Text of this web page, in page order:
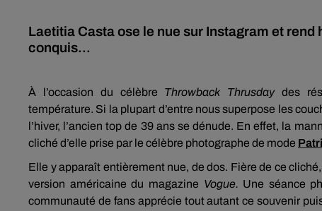
Laetitia Casta ose le nue sur Instagram et
conquis...
À l’occasion du célèbre Throwback Thrusday des
température. Si la plupart d’entre nous superpose les
l’hiver, l’ancien top de 39 ans se dénude. En effet, la
cliché d’elle prise par le célèbre photographe de mode
Elle y apparaît entièrement nue, de dos. Fière de ce
version américaine du magazine Vogue. Une séance
communauté de fans apprécie tout autant ce souvenir